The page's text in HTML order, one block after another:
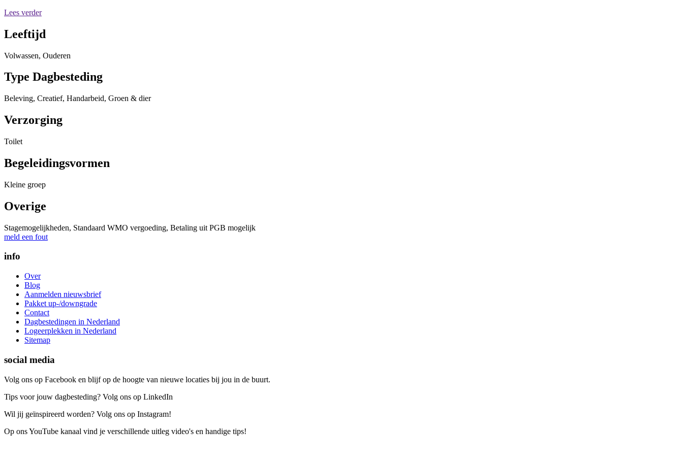
Lees verder
Leeftijd
Volwassen, Ouderen
Type Dagbesteding
Beleving, Creatief, Handarbeid, Groen & dier
Verzorging
Toilet
Begeleidingsvormen
Kleine groep
Overige
Stagemogelijkheden, Standaard WMO vergoeding, Betaling uit PGB mogelijk
meld een fout
info
Over
Blog
Aanmelden nieuwsbrief
Pakket up-/downgrade
Contact
Dagbestedingen in Nederland
Logeerplekken in Nederland
Sitemap
social media
Volg ons op Facebook en blijf op de hoogte van nieuwe locaties bij jou in de buurt.
Tips voor jouw dagbesteding? Volg ons op LinkedIn
Wil jij geïnspireerd worden? Volg ons op Instagram!
Op ons YouTube kanaal vind je verschillende uitleg video's en handige tips!